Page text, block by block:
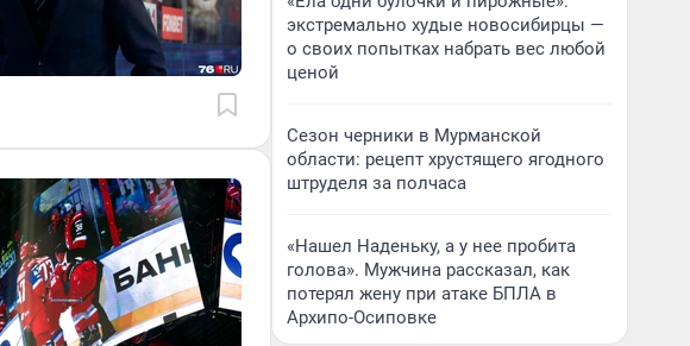
экстремально худые новосибирцы —
о своих попытках набрать вес любой
ценой
Сезон черники в Мурманской
области: рецепт хрустящего ягодного
штруделя за полчаса
«Нашел Наденьку, а у нее пробита
голова». Мужчина рассказал, как
потерял жену при атаке БПЛА в
Архипо-Осиповке